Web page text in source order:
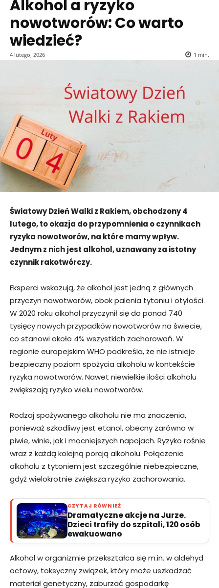
Alkohol a ryzyko
nowotworów: Co warto
wiedzieć?
4 lutego, 2026 1 min.
Światowy Dzień Walki z Rakiem, obchodzony 4
lutego, to okazja do przypomnienia o czynnikach
ryzyka nowotworów, na które mamy wpływ.
Jednym z nich jest alkohol, uznawany za istotny
czynnik rakotwórczy.
Eksperci wskazują, że alkohol jest jedną z głównych
przyczyn nowotworów, obok palenia tytoniu i otyłości.
W 2020 roku alkohol przyczynił się do ponad 740
tysięcy nowych przypadków nowotworów na świecie,
co stanowi około 4% wszystkich zachorowań. W
regionie europejskim WHO podkreśla, że nie istnieje
bezpieczny poziom spożycia alkoholu w kontekście
ryzyka nowotworów. Nawet niewielkie ilości alkoholu
zwiększają ryzyko wielu nowotworów.
Rodzaj spożywanego alkoholu nie ma znaczenia,
ponieważ szkodliwy jest etanol, obecny zarówno w
piwie, winie, jak i mocniejszych napojach. Ryzyko rośnie
wraz z każdą kolejną porcją alkoholu. Połączenie
alkoholu z tytoniem jest szczególnie niebezpieczne,
gdyż wielokrotnie zwiększa ryzyko zachorowania.
CZYTAJ RÓWNIEŻ
Dramatyczne akcje na Jurze.
Dzieci trafiły do szpitali, 120 osób
ewakuowano
Alkohol w organizmie przekształca się m.in. w aldehyd
octowy, toksyczny związek, który może uszkadzać
materiał genetyczny, zaburzać gospodarkę